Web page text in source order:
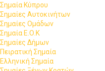
Σημαία Κύπρου
Σημαίες Αυτοκινήτων
Σημαίες Ομάδων
Σημαία Ε.Ο.Κ
Σημαίες Δήμων
Πειρατική Σημαία
Ελληνική Σημαία